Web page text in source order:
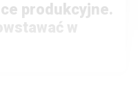
produkcyjne.
w